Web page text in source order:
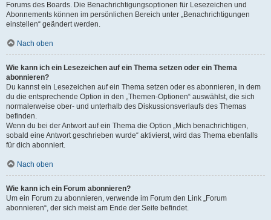
Forums des Boards. Die Benachrichtigungsoptionen für Lesezeichen und
Abonnements können im persönlichen Bereich unter „Benachrichtigungen
einstellen“ geändert werden.
Nach oben
Wie kann ich ein Lesezeichen auf ein Thema setzen oder ein Thema
abonnieren?
Du kannst ein Lesezeichen auf ein Thema setzen oder es abonnieren, in dem
du die entsprechende Option in den „Themen-Optionen“ auswählst, die sich
normalerweise ober- und unterhalb des Diskussionsverlaufs des Themas
befinden.
Wenn du bei der Antwort auf ein Thema die Option „Mich benachrichtigen,
sobald eine Antwort geschrieben wurde“ aktivierst, wird das Thema ebenfalls
für dich abonniert.
Nach oben
Wie kann ich ein Forum abonnieren?
Um ein Forum zu abonnieren, verwende im Forum den Link „Forum
abonnieren“, der sich meist am Ende der Seite befindet.